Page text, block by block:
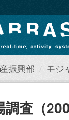
振興部 モジ
査（